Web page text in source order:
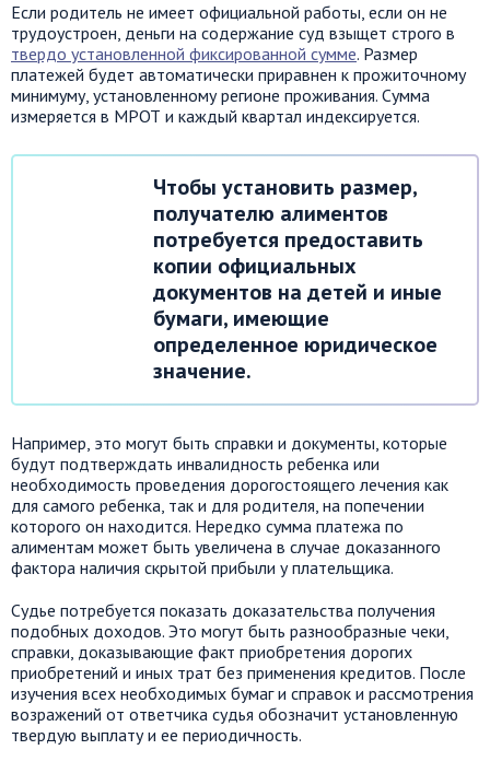
Если родитель не имеет официальной работы, если он не
трудоустроен, деньги на содержание суд взыщет строго в
твердо установленной фиксированной сумме. Размер
платежей будет автоматически приравнен к прожиточному
минимуму, установленному регионе проживания. Сумма
измеряется в МРОТ и каждый квартал индексируется.
Чтобы установить размер,
получателю алиментов
потребуется предоставить
копии официальных
документов на детей и иные
бумаги, имеющие
определенное юридическое
значение.
Например, это могут быть справки и документы, которые
будут подтверждать инвалидность ребенка или
необходимость проведения дорогостоящего лечения как
для самого ребенка, так и для родителя, на попечении
которого он находится. Нередко сумма платежа по
алиментам может быть увеличена в случае доказанного
фактора наличия скрытой прибыли у плательщика.
Судье потребуется показать доказательства получения
подобных доходов. Это могут быть разнообразные чеки,
справки, доказывающие факт приобретения дорогих
приобретений и иных трат без применения кредитов. После
изучения всех необходимых бумаг и справок и рассмотрения
возражений от ответчика судья обозначит установленную
твердую выплату и ее периодичность.